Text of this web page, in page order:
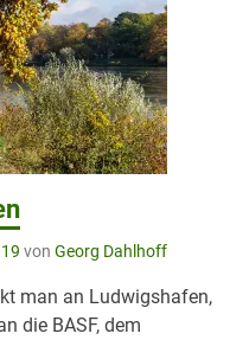
von Georg Dahlhoff
man an Ludwigshafen,
die BASF, dem